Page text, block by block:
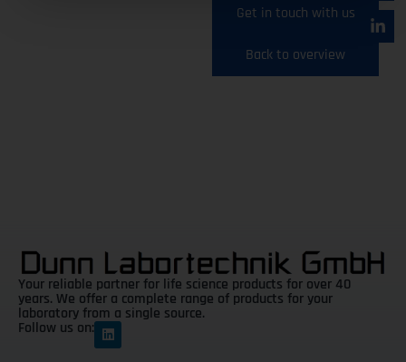
Get in touch with us
Back to overview
Your reliable partner for life science products for over 40
years. We offer a complete range of products for your
laboratory from a single source.
Follow us on: